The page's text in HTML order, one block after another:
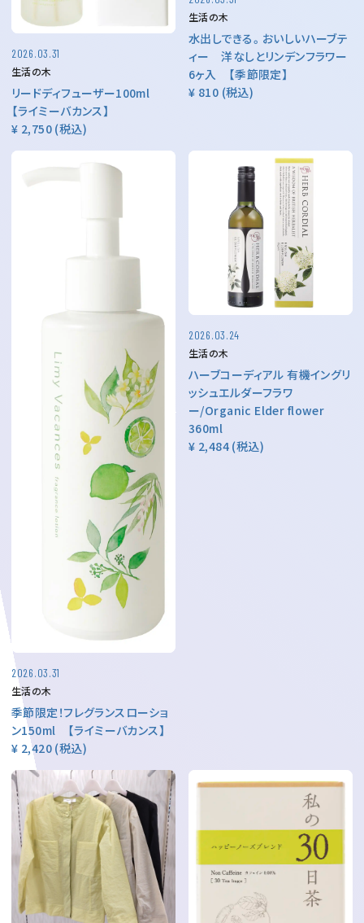
2026.03.31
生活の木
リードディフューザー100ml
【ライミーバカンス】
¥ 2,750 (税込)
生活の木
水出しできる。おいしいハーブテ
ィー 洋なしとリンデンフラワー
6ヶ入 【季節限定】
¥ 810 (税込)
2026.03.31
生活の木
季節限定！フレグランスローショ
ン150ml 【ライミーバカンス】
¥ 2,420 (税込)
2026.03.24
生活の木
ハーブコーディアル 有機イングリ
ッシュエルダーフラワ
ー/Organic Elder flower
360ml
¥ 2,484 (税込)